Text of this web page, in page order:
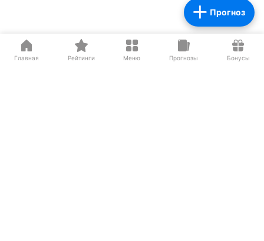
Прогноз
Главная Рейтинги Меню Прогнозы Бонусы
Партнеры